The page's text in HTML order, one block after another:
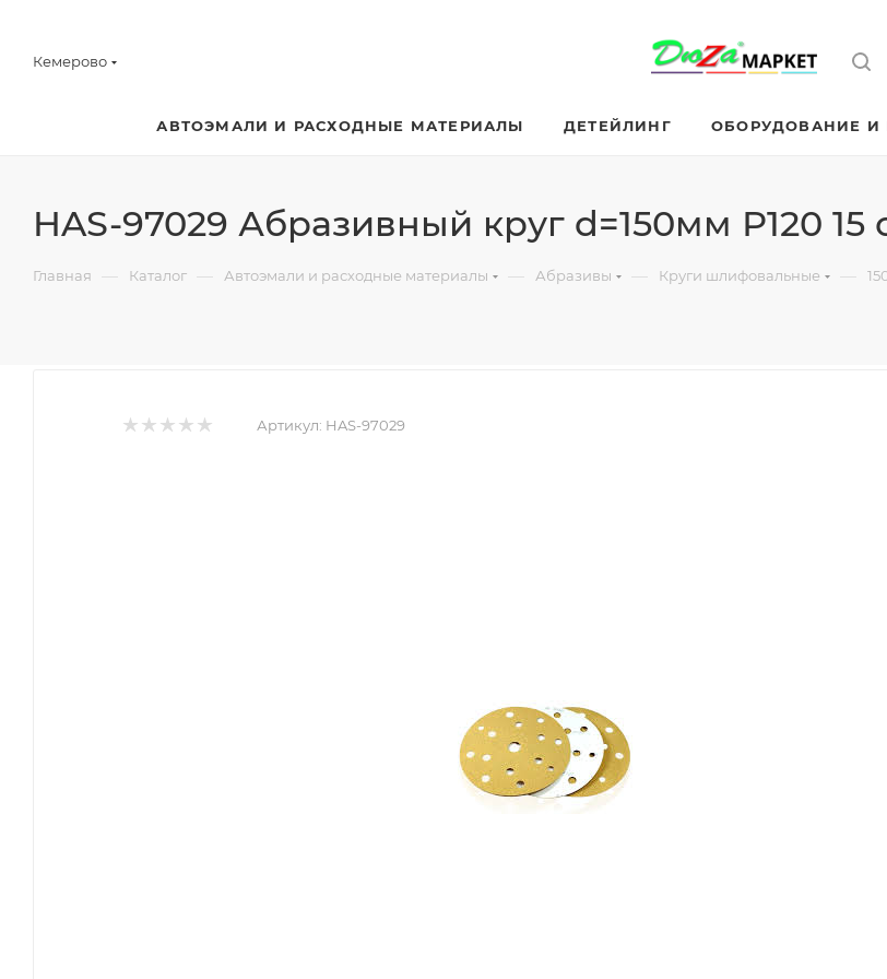
Кемерово
АВТОЭМАЛИ И РАСХОДНЫЕ МАТЕРИАЛЫ ДЕТЕЙЛИНГ ОБОРУДОВАНИЕ И
HAS-97029 Абразивный круг d=150мм Р120 15
Главная — Каталог — Автоэмали и расходные материалы — Абразивы — Круги шлифовальные —
Артикул: HAS-97029